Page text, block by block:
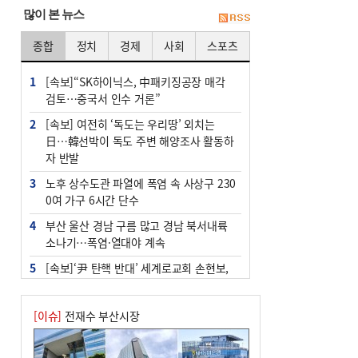
많이 본 뉴스
종합 정치 경제 사회 스포츠
1
[속보]“SK하이닉스, 中패키징공장 매각
검토…중국서 인수 거론”
2
[속보] 여전히 ‘독도는 우리땅’ 외치는
日…韓선박이 독도 주변 해양조사 활동하
자 반발
3
노후 상수도관 파열에 폭염 속 사상구 230
0여 가구 6시간 단수
4
부산 울산 경남 구름 많고 경남 북서내륙
소나기…폭염·열대야 계속
5
[속보]‘尹 탄핵 반대’ 세계로교회 손현보,
6
‘탄약 부족 사태’ 보도에 격노한 트럼프…
군사기밀 유출자 색출 지시
7
부산 주유소 휘발유 평균가 ℓ당 1849원…
[이슈] 전재수 부산시장